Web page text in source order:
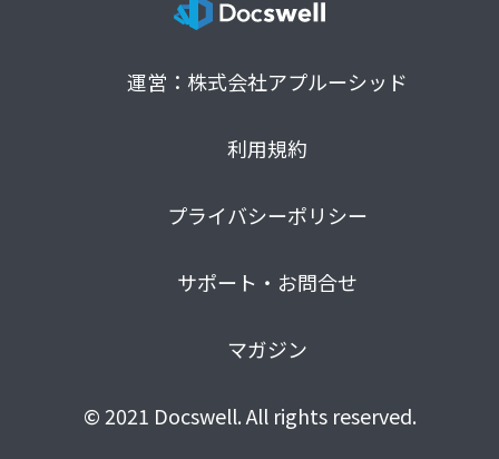
運営：株式会社アプルーシッド
利用規約
プライバシーポリシー
サポート・お問合せ
マガジン
© 2021 Docswell. All rights reserved.